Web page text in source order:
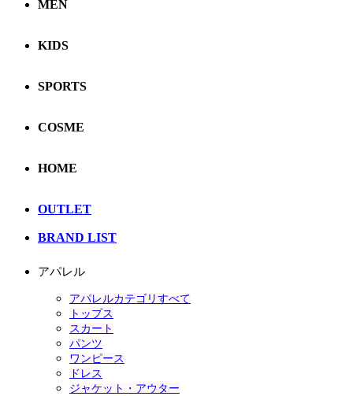
MEN
KIDS
SPORTS
COSME
HOME
OUTLET
BRAND LIST
アパレル
アパレルカテゴリすべて
トップス
スカート
パンツ
ワンピース
ドレス
ジャケット・アウター